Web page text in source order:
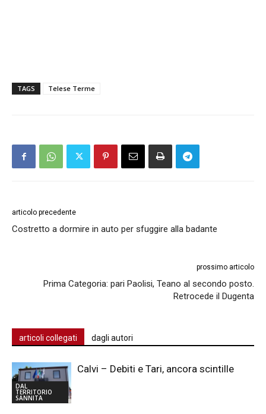
TAGS Telese Terme
articolo precedente
Costretto a dormire in auto per sfuggire alla badante
prossimo articolo
Prima Categoria: pari Paolisi, Teano al secondo posto.
Retrocede il Dugenta
articoli collegati dagli autori
DAL
TERRITORIO
SANNITA
Calvi – Debiti e Tari, ancora scintille